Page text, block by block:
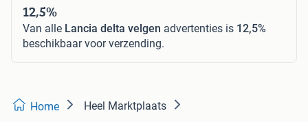
12,5%
Van alle Lancia delta velgen advertenties is 12,5%
beschikbaar voor verzending.
Home Heel Marktplaats